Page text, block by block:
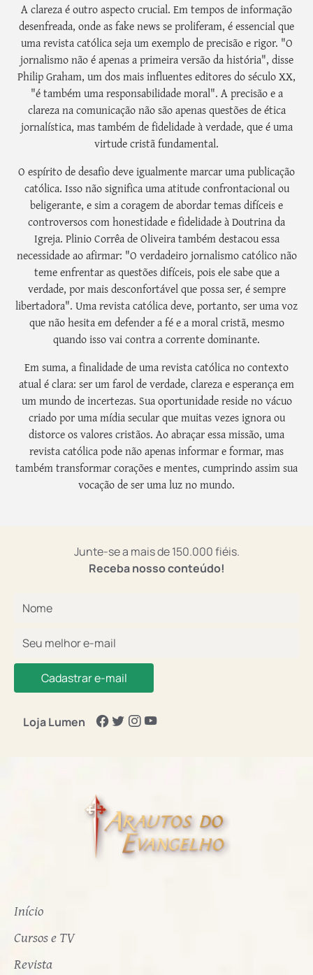
A clareza é outro aspecto crucial. Em tempos de informação
desenfreada, onde as fake news se proliferam, é essencial que
uma revista católica seja um exemplo de precisão e rigor. "O
jornalismo não é apenas a primeira versão da história", disse
Philip Graham, um dos mais influentes editores do século XX,
"é também uma responsabilidade moral". A precisão e a
clareza na comunicação não são apenas questões de ética
jornalística, mas também de fidelidade à verdade, que é uma
virtude cristã fundamental.
O espírito de desafio deve igualmente marcar uma publicação
católica. Isso não significa uma atitude confrontacional ou
beligerante, e sim a coragem de abordar temas difíceis e
controversos com honestidade e fidelidade à Doutrina da
Igreja. Plinio Corrêa de Oliveira também destacou essa
necessidade ao afirmar: "O verdadeiro jornalismo católico não
teme enfrentar as questões difíceis, pois ele sabe que a
verdade, por mais desconfortável que possa ser, é sempre
libertadora". Uma revista católica deve, portanto, ser uma voz
que não hesita em defender a fé e a moral cristã, mesmo
quando isso vai contra a corrente dominante.
Em suma, a finalidade de uma revista católica no contexto
atual é clara: ser um farol de verdade, clareza e esperança em
um mundo de incertezas. Sua oportunidade reside no vácuo
criado por uma mídia secular que muitas vezes ignora ou
distorce os valores cristãos. Ao abraçar essa missão, uma
revista católica pode não apenas informar e formar, mas
também transformar corações e mentes, cumprindo assim sua
vocação de ser uma luz no mundo.
Junte-se a mais de 150.000 fiéis.
Receba nosso conteúdo!
Cadastrar e-mail
Loja Lumen
Início
Cursos e TV
Revista